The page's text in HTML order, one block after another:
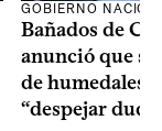
GOBIERNO
Bañados de
anunció que
de humedales
“despejar